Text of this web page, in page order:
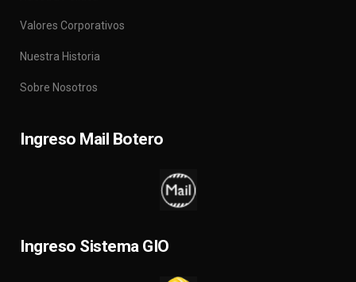
Valores Corporativos
Nuestra Historia
Sobre Nosotros
Ingreso Mail Botero
Ingreso Sistema GIO